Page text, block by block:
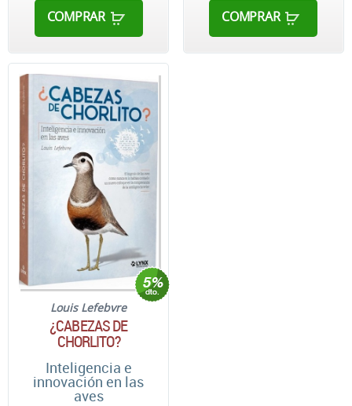
COMPRAR COMPRAR
Louis Lefebvre
¿CABEZAS DE
CHORLITO?
Inteligencia e
innovación en las
aves